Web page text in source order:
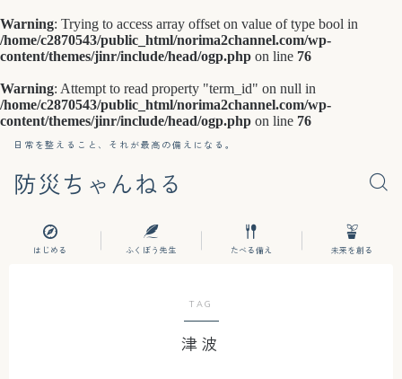
Warning: Trying to access array offset on value of type bool in
/home/c2870543/public_html/norima2channel.com/wp-
content/themes/jinr/include/head/ogp.php on line 76
Warning: Attempt to read property "term_id" on null in
/home/c2870543/public_html/norima2channel.com/wp-
content/themes/jinr/include/head/ogp.php on line 76
防災ちゃんねる
日常を整えること、それが最高の備えになる。
はじめる ふくぼう先生 たべる備え 未来を創る
TAG
津波